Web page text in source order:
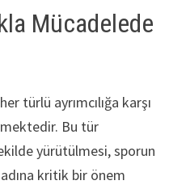
Mücadelede
türlü ayrımcılığa karşı
Bu tür
yürütülmesi, sporun
kritik bir önem